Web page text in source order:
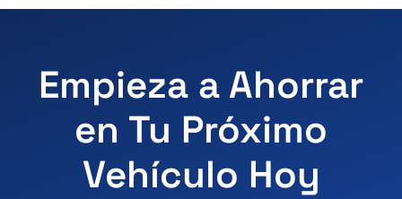
Empieza a Ahorrar
en Tu Próximo
Vehículo Hoy